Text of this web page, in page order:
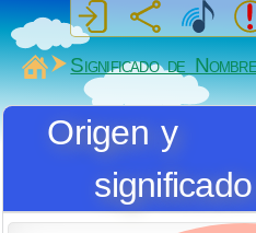
MiSabueso
Significado de
Origen y